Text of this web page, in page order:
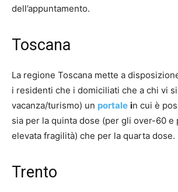
dell’appuntamento.
Toscana
La regione Toscana mette a
i residenti che i domiciliati che a chi vi
vacanza/turismo) un portale in cui è
sia per la quinta dose (per gli over-60 e
elevata fragilità) che per la quarta dose.
Trento